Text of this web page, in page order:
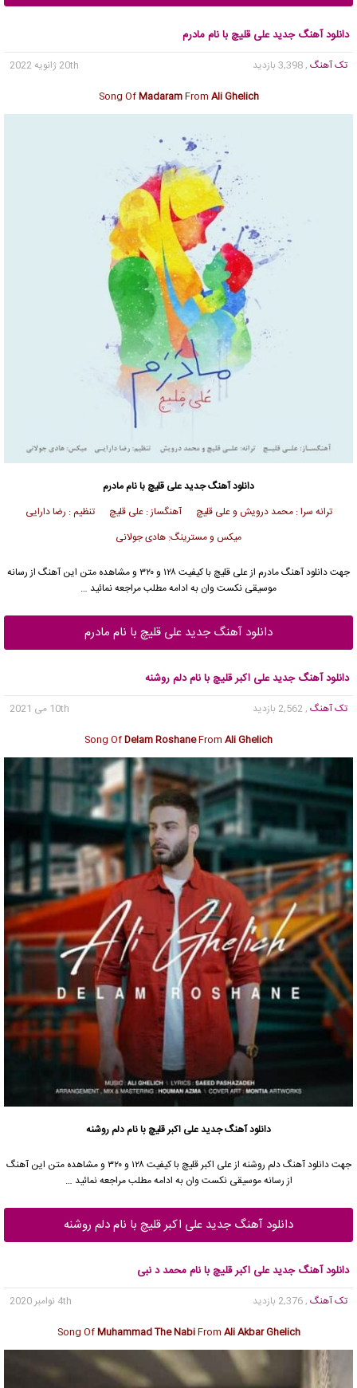
دانلود آهنگ جدید علی قلیچ با نام مادرم
تک آهنگ , 3,398 بازدید
20th ژانویه 2022
Song OfMadaramFrom Ali Ghelich
دانلود آهنگ جدیدعلی قلیچ با نام مادرم
ترانه سرا : محمد درویش و علی قلیچ آهنگساز : علی قلیچ تنظیم : رضا دارایی
میکس و مسترینگ: هادی جولانی
جهت دانلود آهنگ مادرم از علی قلیچ با کیفیت ۱۲۸ و ۳۲۰ و مشاهده متن این آهنگ از رسانه
موسیقی نکست وان به ادامه مطلب مراجعه نمائید …
دانلود آهنگ جدید علی قلیچ با نام مادرم
دانلود آهنگ جدید علی اکبر قلیچ با نام دلم روشنه
تک آهنگ , 2,562 بازدید
10th می 2021
Song OfDelam RoshaneFrom Ali Ghelich
دانلود آهنگ جدیدعلی اکبر قلیچ با نام دلم روشنه
جهت دانلود آهنگ دلم روشنه ازعلی اکبر قلیچ
با کیفیت ۱۲۸ و ۳۲۰ و مشاهده متن این آهنگ
از رسانه موسیقی نکست وان به ادامه مطلب مراجعه نمائید …
دانلود آهنگ جدید علی اکبر قلیچ با نام دلم روشنه
دانلود آهنگ جدید علی اکبر قلیچ با نام محمد د نبی
تک آهنگ , 2,376 بازدید
4th نوامبر 2020
Song OfMuhammad The NabiFrom Ali Akbar Ghelich